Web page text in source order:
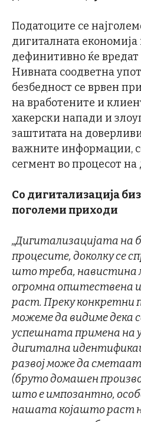
Податоците се
дигиталната
дефинитивно ќе
Нивната соодветна
безбедност се врвен
на вработените и
хакерски напади и
заштитата на
важните информации,
сегмент во процесот на
Со дигитализација
поголеми приходи
„Дигитализацијата на
процесите, доколку се
што треба, навистина
огромна општествена
раст. Преку конкретни
можеме да видиме дека
успешната примена на
дигитална
развој може да
(бруто домашен
што е импозантно,
нашата којашто раст